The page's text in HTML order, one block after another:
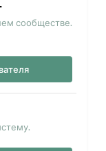
сообществе.